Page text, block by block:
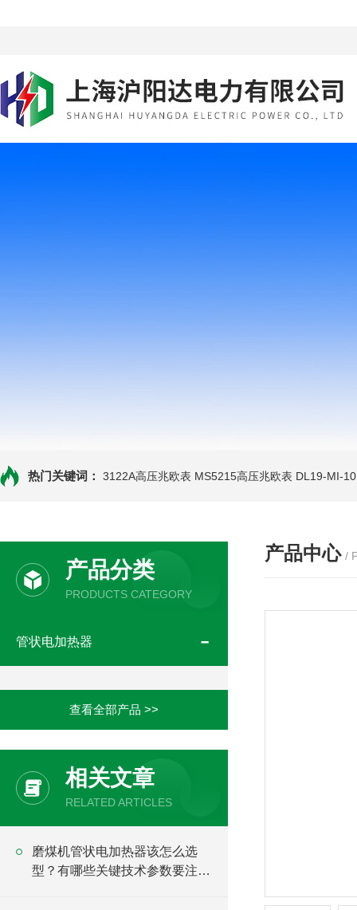
热门关键词： 3122A高压兆欧表 MS5215高压兆欧表 DL19-MI-
产品分类
PRODUCTS CATEGORY
管状电加热器
查看全部产品 >>
相关文章
RELATED ARTICLES
磨煤机管状电加热器该怎么选
型？有哪些关键技术参数要注
产品中心 /